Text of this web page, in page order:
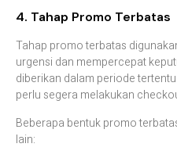
4. Tahap Promo Terbatas
Tahap promo terbatas
urgensi dan mempercepat
diberikan dalam periode
perlu segera melakukan
Beberapa bentuk promo
lain: